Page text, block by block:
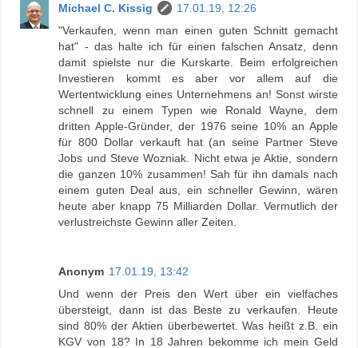
Michael C. Kissig
17.01.19, 12:26
"Verkaufen, wenn man einen guten Schnitt gemacht
hat" - das halte ich für einen falschen Ansatz, denn
damit spielste nur die Kurskarte. Beim erfolgreichen
Investieren kommt es aber vor allem auf die
Wertentwicklung eines Unternehmens an! Sonst wirste
schnell zu einem Typen wie Ronald Wayne, dem
dritten Apple-Gründer, der 1976 seine 10% an Apple
für 800 Dollar verkauft hat (an seine Partner Steve
Jobs und Steve Wozniak. Nicht etwa je Aktie, sondern
die ganzen 10% zusammen! Sah für ihn damals nach
einem guten Deal aus, ein schneller Gewinn, wären
heute aber knapp 75 Milliarden Dollar. Vermutlich der
verlustreichste Gewinn aller Zeiten.
Anonym 17.01.19, 13:42
Und wenn der Preis den Wert über ein vielfaches
übersteigt, dann ist das Beste zu verkaufen. Heute
sind 80% der Aktien überbewertet. Was heißt z.B. ein
KGV von 18? In 18 Jahren bekomme ich mein Geld